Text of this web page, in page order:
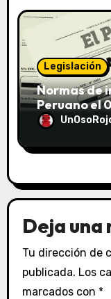
Legislación
Normas de
Peruano el
Deja una
Tu dirección de
publicada. Los
marcados con *